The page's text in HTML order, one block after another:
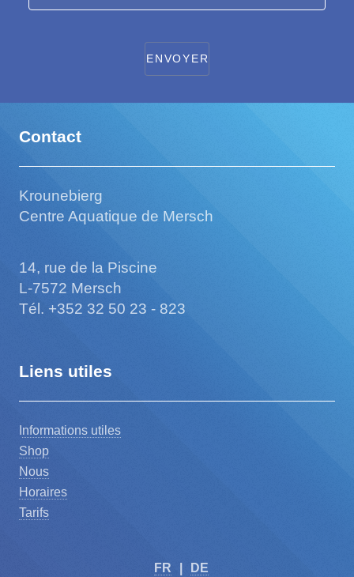
Contact
Krounebierg
Centre Aquatique de Mersch
14, rue de la Piscine
L-7572 Mersch
Tél. +352 32 50 23 - 823
Liens utiles
nformations utiles
Shop
Nous
Horaires
Tarifs
FR DE